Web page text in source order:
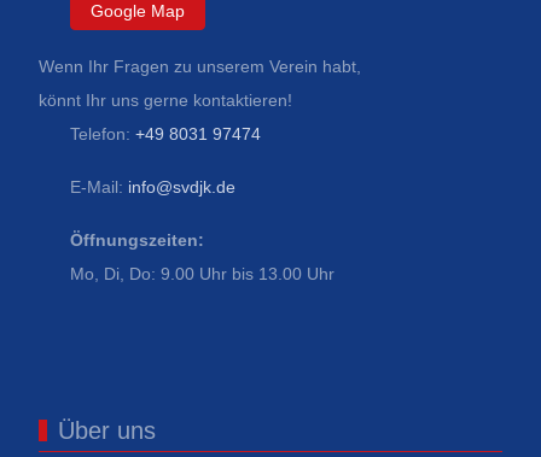
Google Map
Wenn Ihr Fragen zu unserem Verein habt,
könnt Ihr uns gerne kontaktieren!
Telefon: +49 8031 97474
E-Mail: info@svdjk.de
Öffnungszeiten:
Mo, Di, Do: 9.00 Uhr bis 13.00 Uhr
Über uns